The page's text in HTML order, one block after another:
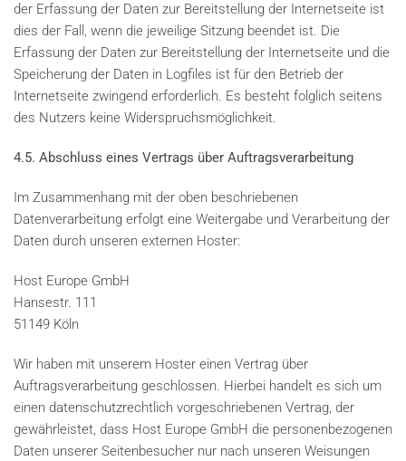
der Erfassung der Daten zur Bereitstellung der Internetseite ist
dies der Fall, wenn die jeweilige Sitzung beendet ist. Die
Erfassung der Daten zur Bereitstellung der Internetseite und die
Speicherung der Daten in Logfiles ist für den Betrieb der
Internetseite zwingend erforderlich. Es besteht folglich seitens
des Nutzers keine Widerspruchsmöglichkeit.
4.5. Abschluss eines Vertrags über Auftragsverarbeitung
Im Zusammenhang mit der oben beschriebenen
Datenverarbeitung erfolgt eine Weitergabe und Verarbeitung der
Daten durch unseren externen Hoster:
Host Europe GmbH
Hansestr. 111
51149 Köln
Wir haben mit unserem Hoster einen Vertrag über
Auftragsverarbeitung geschlossen. Hierbei handelt es sich um
einen datenschutzrechtlich vorgeschriebenen Vertrag, der
gewährleistet, dass Host Europe GmbH die personenbezogenen
Daten unserer Seitenbesucher nur nach unseren Weisungen